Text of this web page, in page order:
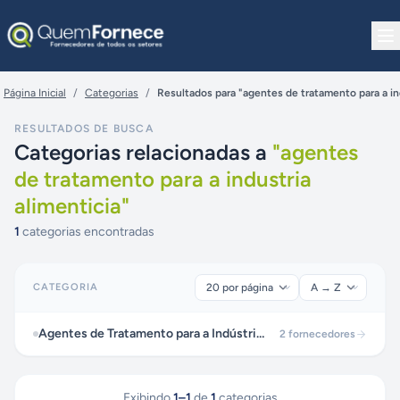
Página Inicial / Categorias / Resultados para "agentes de tratamento para a
RESULTADOS DE BUSCA
Categorias relacionadas a "agentes
de tratamento para a industria
alimenticia"
1 categorias encontradas
CATEGORIA
Agentes de Tratamento para a Indústria Alimentícia 2 fornecedores